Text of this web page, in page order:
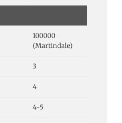
100000
(Martindale)
3
4
4-5